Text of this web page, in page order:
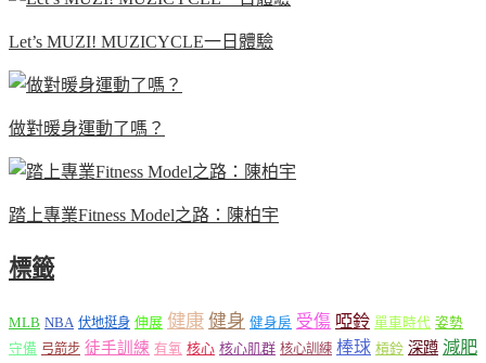
Let’s MUZI! MUZICYCLE一日體驗
做對暖身運動了嗎？
踏上專業Fitness Model之路：陳柏宇
標籤
MLB NBA 伏地挺身 伸展 健康 健身 健身房 受傷 啞鈴 單車時代 姿勢
守備 弓箭步 徒手訓練 有氧 核心 核心肌群 核心訓練 棒球 槓鈴 深蹲 減肥